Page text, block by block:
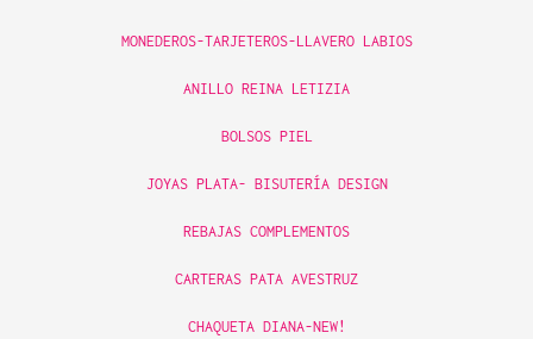
MONEDEROS-TARJETEROS-LLAVERO LABIOS
ANILLO REINA LETIZIA
BOLSOS PIEL
JOYAS PLATA- BISUTERÍA DESIGN
REBAJAS COMPLEMENTOS
CARTERAS PATA AVESTRUZ
CHAQUETA DIANA-NEW!